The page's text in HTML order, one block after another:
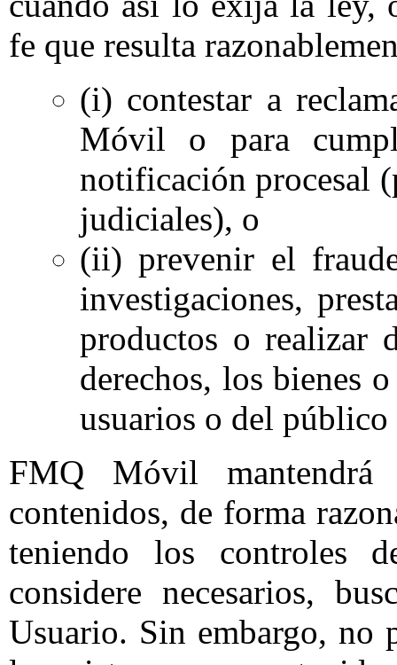
fe que resulta
(i) contestar a
Móvil o para
notificación procesal
judiciales), o
(ii) prevenir el
investigaciones,
productos o realizar
derechos, los bienes
usuarios o del público
FMQ Móvil
contenidos, de forma
teniendo los controles
considere necesarios,
Usuario. Sin embargo, no